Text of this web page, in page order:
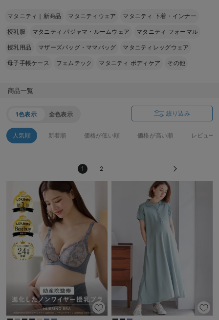
マタニティ 腹巻き
ブラトップ
親子セット
erbaviva（エルバビーバ）
安心の日本製。先輩ママが買ってよかった！本当に必要な出産準備品
ハレの日に着るANGELIEBEのセレモニー
買って正解！高評価レビューアイテム
冬に可愛いニットがお得！
親子コーデ｜ママとベビーにおすすめ！
便利な育児家電
Gift Selection 出産祝い
かわいくておもしろ
お部屋映えアイテム
マタニティ｜新商品 マタニティウェア マタニティ 下着・インナー
授乳服 マタニティ パジャマ・ルームウェア マタニティ フォーマル
授乳用品 マザーズバッグ・ママバッグ マタニティレッグウェア
母子手帳ケース フェムテック マタニティ ボディケア その他
商品一覧
1色表示 全色表示 絞り込み
人気順 新着順 価格が低い順 価格が高い順 レビュー
1 2